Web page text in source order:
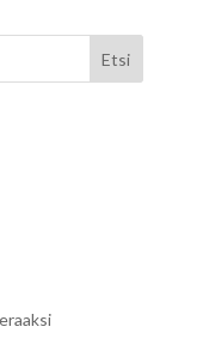
Etsi